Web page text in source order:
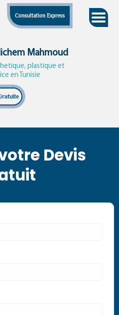
Consultation Express
Mahmoud
plastique et
en Tunisie
Devis